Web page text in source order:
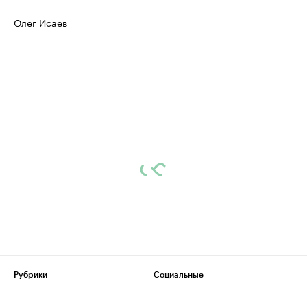
Олег Исаев
Рубрики
Социальные